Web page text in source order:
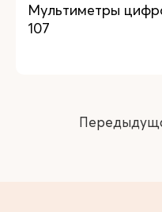
Мультиметры
107